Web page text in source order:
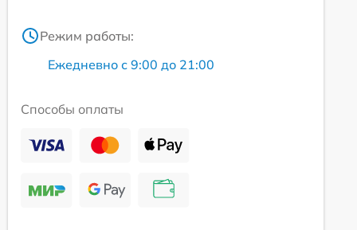
Режим работы:
Ежедневно с 9:00 до 21:00
Способы оплаты